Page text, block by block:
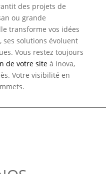
des projets de
ou grande
transforme vos idées
ses solutions évoluent
Vous restez toujours
de votre siteà Inova,
Votre visibilité en